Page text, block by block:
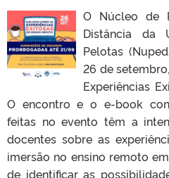
O Núcleo de
Distância da
Pelotas
26 de
Experiências
O encontro e o e-book
feitas no evento têm a
docentes sobre as
imersão no ensino remoto
de identificar as